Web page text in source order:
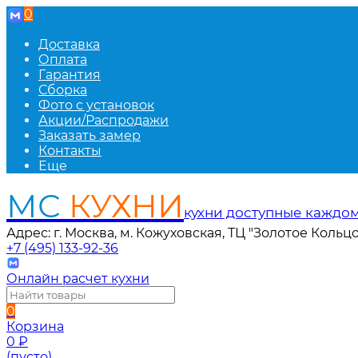
0
Доставка
Оплата
Гарантия
Сборка
Фото с установок
Акции/Распродажи
Заказать замер
Контакты
Еще
МС КУХНИ кухни доступные
Адрес: г. Москва, м. Кожуховская, ТЦ "Золотое
+7 (495) 133-92-36
Онлайн расчет кухни
0
Корзина
0 ₽